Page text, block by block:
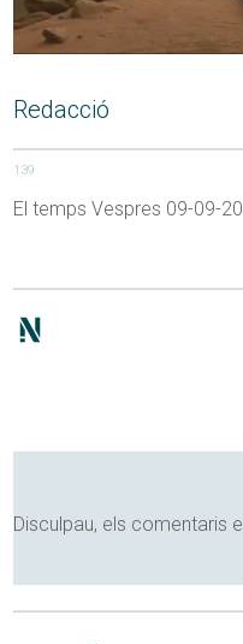
Redacció
139
El temps Vespres 09-09-
Disculpau, els comentaris